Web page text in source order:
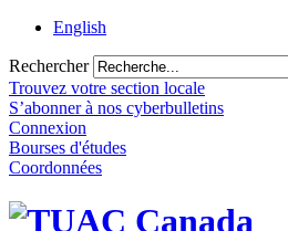
English
Rechercher
Trouvez votre section locale
S’abonner à nos cyberbulletins
Connexion
Bourses d'études
Coordonnées